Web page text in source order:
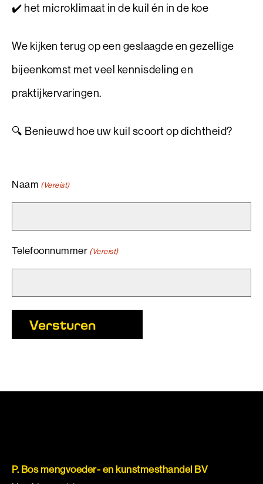
✔️ het microklimaat in de kuil én in de koe
We kijken terug op een geslaagde en gezellige
bijeenkomst met veel kennisdeling en
praktijkervaringen.
🔍 Benieuwd hoe uw kuil scoort op dichtheid?
Naam (Vereist)
Telefoonnummer (Vereist)
Versturen
P. Bos mengvoeder- en kunstmesthandel BV